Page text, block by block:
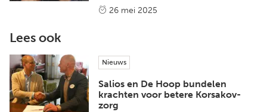
26 mei 2025
Lees ook
Nieuws
Salios en De Hoop bundelen
krachten voor betere Korsakov-
zorg